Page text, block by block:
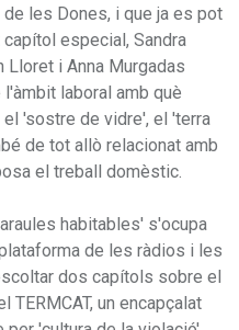
les Dones, i que ja es pot
especial, Sandra
Lloret i Anna Murgadas
laboral amb què
'sostre de vidre', el 'terra
de tot allò relacionat amb
el treball domèstic.
habitables' s'ocupa
de les ràdios i les
dos capítols sobre el
un encapçalat